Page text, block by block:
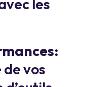
les
:
vos